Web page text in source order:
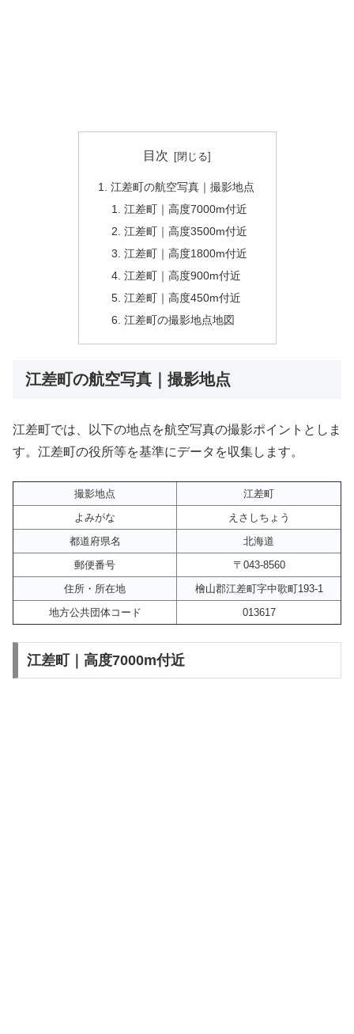
目次
江差町の航空写真｜撮影地点
江差町｜高度7000m付近
江差町｜高度3500m付近
江差町｜高度1800m付近
江差町｜高度900m付近
江差町｜高度450m付近
江差町の撮影地点地図
江差町の航空写真｜撮影地点
江差町では、以下の地点を航空写真の撮影ポイントとしま
す。江差町の役所等を基準にデータを収集します。
撮影地点
江差町
よみがな
えさしちょう
都道府県名
北海道
郵便番号
〒043-8560
住所・所在地
檜山郡江差町字中歌町193-1
地方公共団体コード
013617
江差町｜高度7000m付近